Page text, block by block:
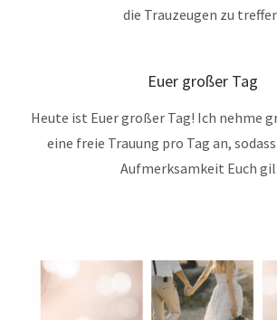
die Trauzeugen zu
Euer großer Tag
Heute ist Euer großer Tag! Ich nehme
eine freie Trauung pro Tag an,
Aufmerksamkeit Euch